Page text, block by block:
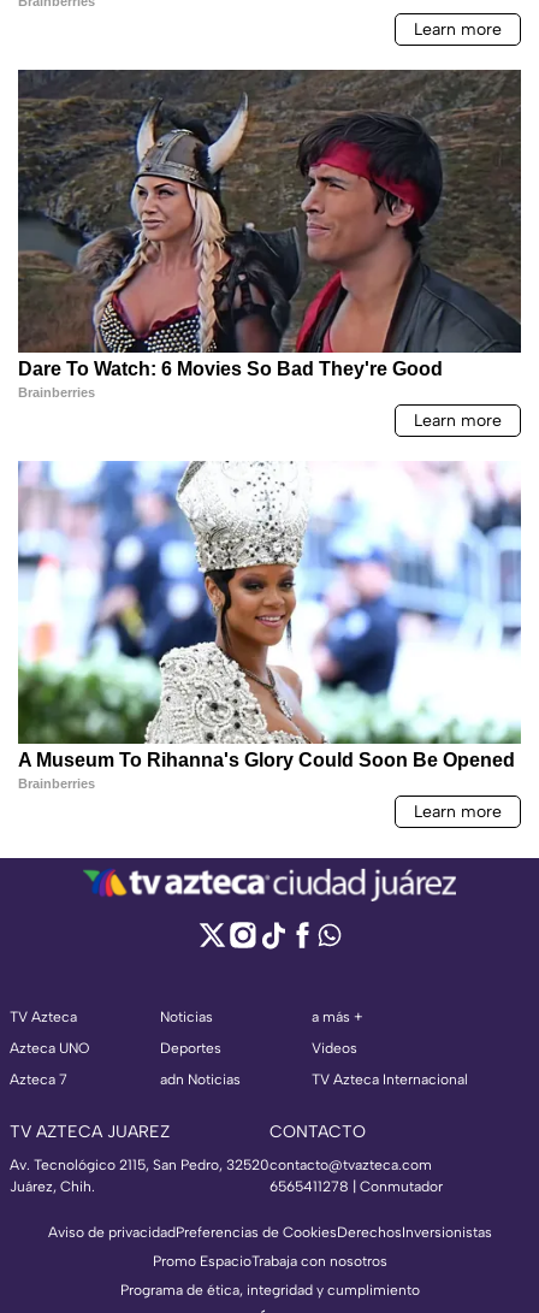
TV Azteca
Azteca UNO
Azteca 7
Noticias
Deportes
adn Noticias
a más +
Videos
TV Azteca Internacional
TV AZTECA JUAREZ
Av. Tecnológico 2115, San Pedro, 32520
Juárez, Chih.
CONTACTO
contacto@tvazteca.com
6565411278 | Conmutador
Aviso de privacidadPreferencias de CookiesDerechosInversionistas
Promo EspacioTrabaja con nosotros
Programa de ética, integridad y cumplimiento